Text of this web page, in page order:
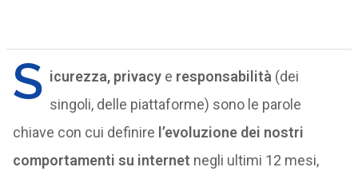
S icurezza, privacye responsabilità (dei
singoli, delle piattaforme) sono le parole
chiave con cui definire l’evoluzione dei nostri
comportamenti su internet negli ultimi 12 mesi,